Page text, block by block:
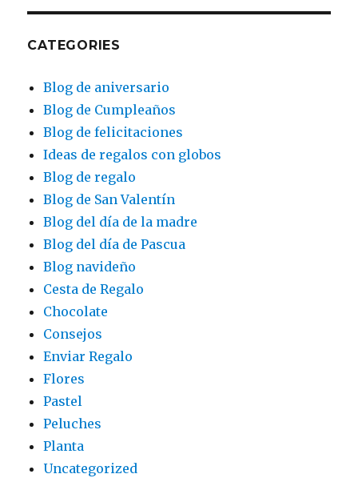
CATEGORIES
Blog de aniversario
Blog de Cumpleaños
Blog de felicitaciones
Ideas de regalos con globos
Blog de regalo
Blog de San Valentín
Blog del día de la madre
Blog del día de Pascua
Blog navideño
Cesta de Regalo
Chocolate
Consejos
Enviar Regalo
Flores
Pastel
Peluches
Planta
Uncategorized